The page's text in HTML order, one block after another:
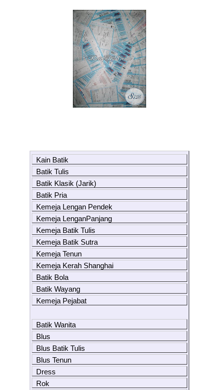
Kain Batik
Batik Tulis
Batik Klasik (Jarik)
Batik Pria
Kemeja Lengan Pendek
Kemeja LenganPanjang
Kemeja Batik Tulis
Kemeja Batik Sutra
Kemeja Tenun
Kemeja Kerah Shanghai
Batik Bola
Batik Wayang
Kemeja Pejabat
Batik Wanita
Blus
Blus Batik Tulis
Blus Tenun
Dress
Rok